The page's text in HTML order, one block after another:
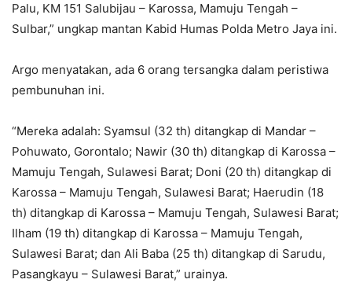
Palu, KM 151 Salubijau – Karossa, Mamuju Tengah –
Sulbar,” ungkap mantan Kabid Humas Polda Metro Jaya ini.
Argo menyatakan, ada 6 orang tersangka dalam peristiwa
pembunuhan ini.
“Mereka adalah: Syamsul (32 th) ditangkap di Mandar –
Pohuwato, Gorontalo; Nawir (30 th) ditangkap di Karossa –
Mamuju Tengah, Sulawesi Barat; Doni (20 th) ditangkap di
Karossa – Mamuju Tengah, Sulawesi Barat; Haerudin (18
th) ditangkap di Karossa – Mamuju Tengah, Sulawesi Barat;
Ilham (19 th) ditangkap di Karossa – Mamuju Tengah,
Sulawesi Barat; dan Ali Baba (25 th) ditangkap di Sarudu,
Pasangkayu – Sulawesi Barat,” urainya.